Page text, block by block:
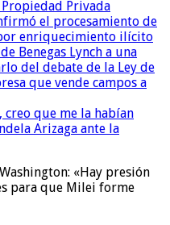
Privada
el procesamiento de
enriquecimiento ilícito
Benegas Lynch a una
del debate de la Ley de
que vende campos a
que me la habían
Arizaga ante la
«Hay presión
para que Milei forme